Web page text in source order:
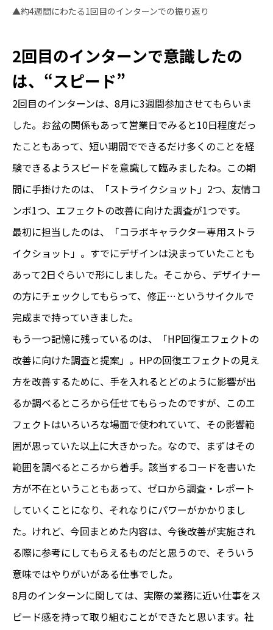
▲約4週間にわたる1回目のインターンでの振り返り
2回目のインターンで意識したの
は、“スピード”
2回目のインターンは、8月に3週間参加させてもらいま
した。お盆の関係もあって営業日でみると10日程度だっ
たこともあって、短い期間でできるだけ多くのことを経
験できるようスピードを意識して臨みましたね。この期
間に手掛けたのは、「ストライクショット」2つ、友情コ
ンボ1つ、エフェクトの改善に向けた調査が1つです。
最初に担当したのは、「コラボキャラクター専用ストラ
イクショット」。すでにデザインは決まっていたことも
あって2日ぐらいで形にしました。そこから、デザイナー
の方にチェックしてもらって、修正…というサイクルで
完成まで持っていきました。
もう一つ記憶に残っているのは、「HP回復エフェクトの
改善に向けた調査と提案」。HPの回復エフェクトの見え
方を改善するために、手を入れるとどのように影響が出
るか調べるところから任せてもらったのですが、このエ
フェクトはいろいろな場面で使われていて、その影響範
囲が思っていた以上に大きかった。なので、まずはその
範囲を調べるところから着手。該当するコードを書いた
方が不在ということもあって、ゼロから調査・レポート
していくことになり、それなりにパワーがかかりまし
た。けれど、今回まとめた内容は、今後改善が実施され
る際に参考にしてもらえるものだと思うので、そういう
意味ではやりがいがある仕事でした。
8月のインターンに関しては、実際の業務に近い仕事をス
ピード感を持って取り組むことができたと思います。社